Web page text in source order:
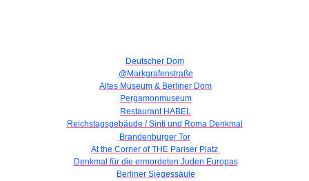
Deutscher Dom
@Markgrafenstraße
Altes Museum & Berliner Dom
Pergamonmuseum
Restaurant HABEL
Reichstagsgebäude / Sinti und Roma Denkmal
Brandenburger Tor
At the Corner of THE Pariser Platz
Denkmal für die ermordeten Juden Europas
Berliner Siegessäule